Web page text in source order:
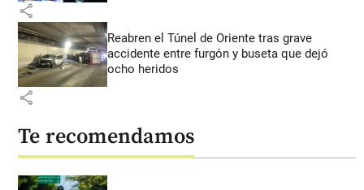
share
Reabren el Túnel de Oriente tras grave
accidente entre furgón y buseta que dejó
ocho heridos
share
Te recomendamos